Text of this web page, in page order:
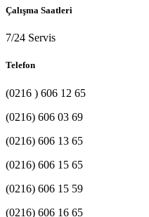
Çalışma Saatleri
7/24 Servis
Telefon
(0216 ) 606 12 65
(0216) 606 03 69
(0216) 606 13 65
(0216) 606 15 65
(0216) 606 15 59
(0216) 606 16 65